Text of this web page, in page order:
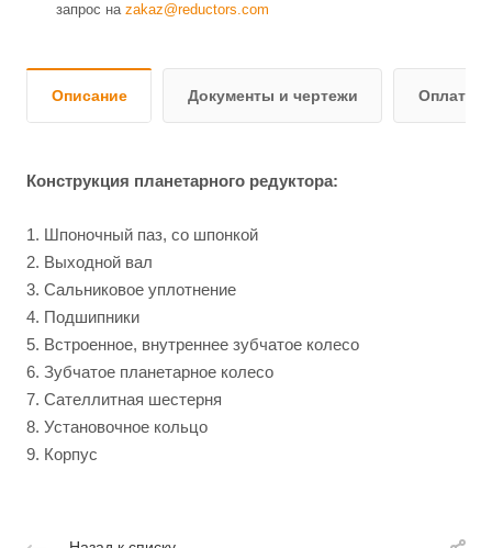
запрос на zakaz@reductors.com
Описание Документы и чертежи Оплата и
Конструкция планетарного редуктора:
1. Шпоночный паз, со шпонкой
2. Выходной вал
3. Сальниковое уплотнение
4. Подшипники
5. Встроенное, внутреннее зубчатое колесо
6. Зубчатое планетарное колесо
7. Сателлитная шестерня
8. Установочное кольцо
9. Корпус